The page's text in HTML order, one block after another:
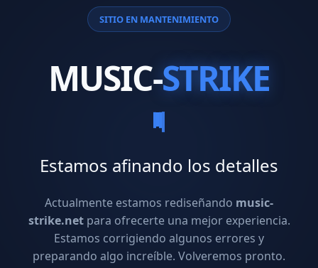
SITIO EN MANTENIMIENTO
MUSIC-STRIKE
Estamos afinando los detalles
Actualmente estamos rediseñando music-
strike.netpara ofrecerte una mejor experiencia.
Estamos corrigiendo algunos errores y
preparando algo increíble. Volveremos pronto.